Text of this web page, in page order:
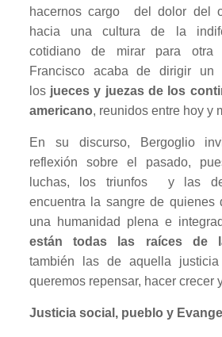
hacernos cargo del dolor del
hacia una cultura de la
cotidiano de mirar para otra
Francisco acaba de dirigir un
los jueces y juezas de los
americano, reunidos entre hoy y
En su discurso, Bergoglio
reflexión sobre el pasado,
luchas, los triunfos y las
encuentra la sangre de quienes
una humanidad plena e
están todas las raíces de
también las de aquella
queremos repensar, hacer crecer
Justicia social, pueblo y